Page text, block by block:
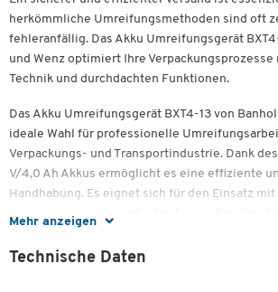
Mehr anzeigen
herkömmliche Umreifungsmethoden sind oft
fehleranfällig. Das Akku Umreifungsgerät
und Wenz optimiert Ihre
Technik und durchdachten Funktionen.
Das Akku Umreifungsgerät BXT4-13 von
ideale Wahl für professionelle
Verpackungs- und Transportindustrie. Dank
V/4,0 Ah Akkus ermöglicht es eine effiziente
Handhabung. Es eignet sich für den Einsatz mit
Kunststoffbändern und ist mit einer Bandbreite
Technische Daten